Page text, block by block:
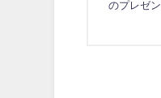
のプレゼン